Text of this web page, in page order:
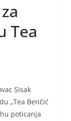
Tea
Sisak
„Tea Benčić
poticanja